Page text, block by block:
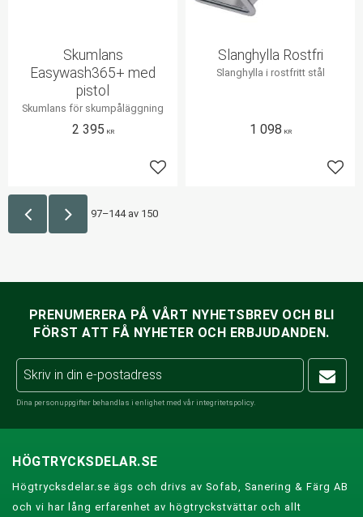
Skumlans
Easywash365+ med
pistol
Skumlans för skumpåläggning
2 395 KR
Lägg till i favoriter
Slanghylla Rostfri
Slanghylla i rostfritt stål
1 098 KR
97–144av 150
PRENUMERERA PÅ VÅRT NYHETSBREV OCH BLI
FÖRST ATT FÅ NYHETER OCH ERBJUDANDEN.
Dina personuppgifter behandlas i enlighet med vår integritetspolicy.
HÖGTRYCKSDELAR.SE
Högtrycksdelar.se ägs och drivs av Sofab, Sanering & Färg AB
och vi har lång erfarenhet av högtryckstvättar och allt